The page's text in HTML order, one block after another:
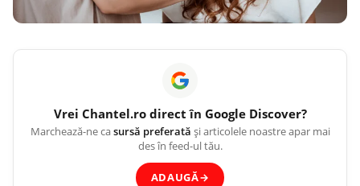
Vrei Chantel.rodirect în Google Discover?
Marchează-ne casursă preferată și articolele noastre apar mai
des în feed-ul tău.
ADAUGĂ→